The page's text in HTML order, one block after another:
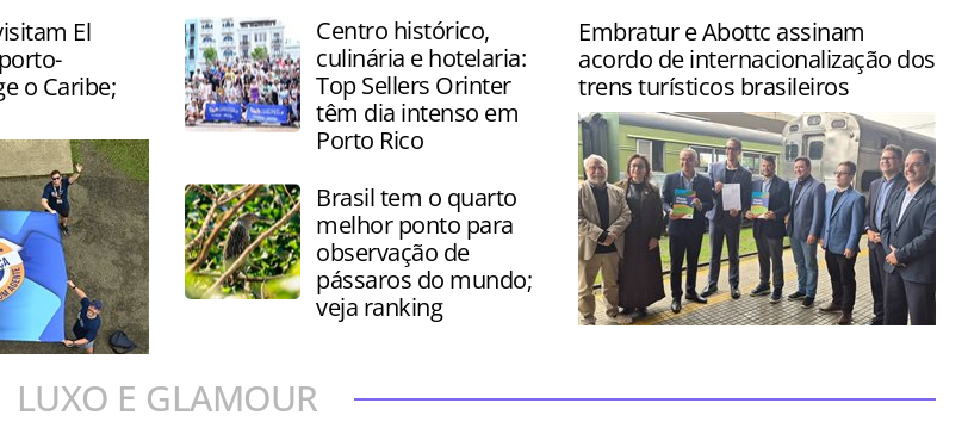
El
o Caribe;
Isla Ver…
Centro histórico,
culinária e hotelaria:
Top Sellers Orinter
têm dia intenso em
Porto Rico
Embratur e Abottc assinam
acordo de internacionalização dos
trens turísticos brasileiros
Express, em Curitiba
Brasil tem o quarto
melhor ponto para
observação de
pássaros do mundo;
veja ranking
LUXO E GLAMOUR